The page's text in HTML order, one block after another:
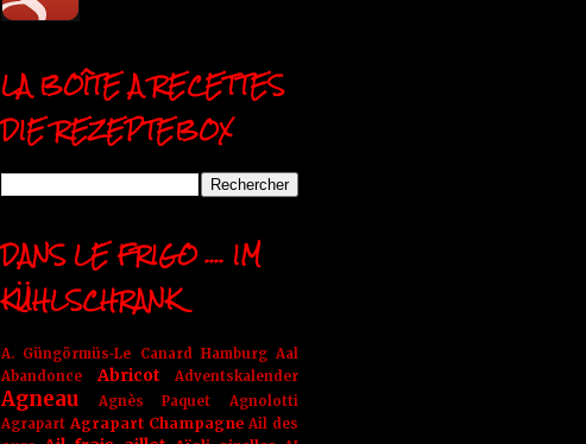
LA BOÎTE A RECETTES
DIE REZEPTEBOX
DANS LE FRIGO .... IM
KÜHLSCHRANK
A. Güngörmüs-Le Canard Hamburg Aal
Abandonce
Abricot Adventskalender
Agneau Agnès Paquet
Agnolotti
Agrapart Agrapart Champagne Ail des